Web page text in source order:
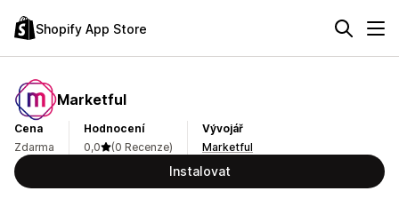
Shopify App Store
Marketful
Cena
Zdarma
Hodnocení
0,0
(0 Recenze)
Vývojář
Marketful
Instalovat